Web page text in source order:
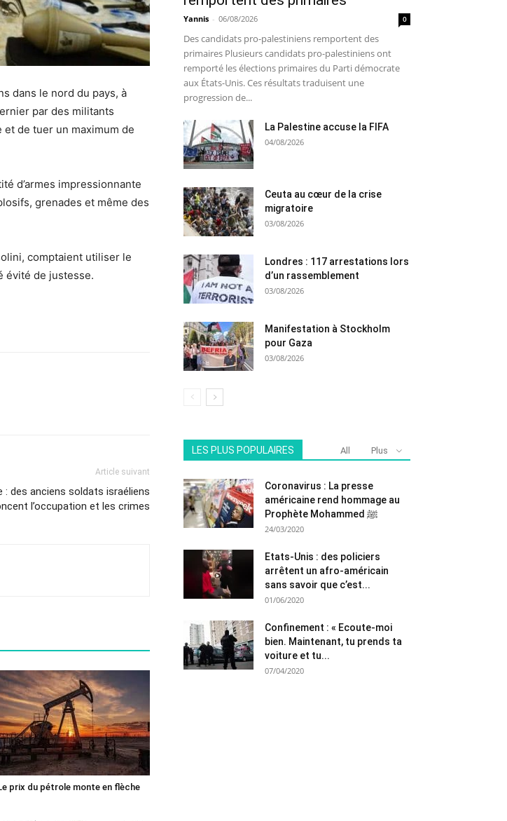
dans le nord du pays, à
par des militants
et de tuer un maximum de
d’armes impressionnante
grenades et même des
comptaient utiliser le
évité de justesse.
Article suivant
: des anciens soldats israéliens
l’occupation et les crimes
prix du pétrole monte en flèche
Yannis - 06/08/2026 0
Des candidats pro-palestiniens remportent des
primaires Plusieurs candidats pro-palestiniens ont
remporté les élections primaires du Parti démocrate
aux États-Unis. Ces résultats traduisent une
progression de...
La Palestine accuse la FIFA
04/08/2026
Ceuta au cœur de la crise
migratoire
03/08/2026
Londres : 117 arrestations lors
d’un rassemblement
03/08/2026
Manifestation à Stockholm
pour Gaza
03/08/2026
LES PLUS POPULAIRES All Plus
Coronavirus : La presse
américaine rend hommage au
Prophète Mohammed ﷺ
24/03/2020
Etats-Unis : des policiers
arrêtent un afro-américain
sans savoir que c’est...
01/06/2020
Confinement : « Ecoute-moi
bien. Maintenant, tu prends ta
voiture et tu...
07/04/2020